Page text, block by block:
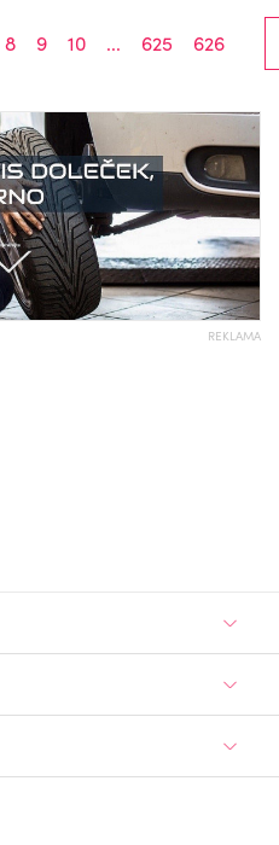
8 9 10 ... 625 626
REKLAMA